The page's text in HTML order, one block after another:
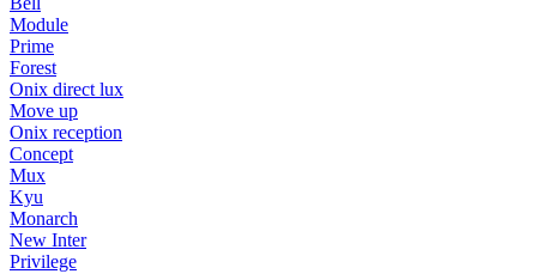
Module
Prime
Forest
Onix direct lux
Move up
Onix reception
Concept
Mux
Kyu
Monarch
New Inter
Privilege